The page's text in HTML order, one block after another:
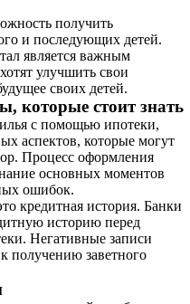
получить
и последующих детей.
является важным
улучшить свои
своих детей.
которые стоит знать
с помощью ипотеки,
аспектов, которые могут
Процесс оформления
основных моментов
ошибок.
кредитная история. Банки
историю перед
Негативные записи
получению заветного